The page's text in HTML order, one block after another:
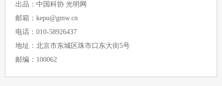
出品：中国科协 光明网
邮箱：kepu@gmw.cn
电话：010-58926437
地址：北京市东城区珠市口东大街5号
邮编：100062